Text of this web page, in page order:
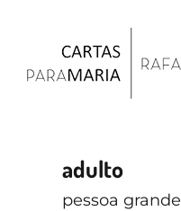
adulto
pessoa grande